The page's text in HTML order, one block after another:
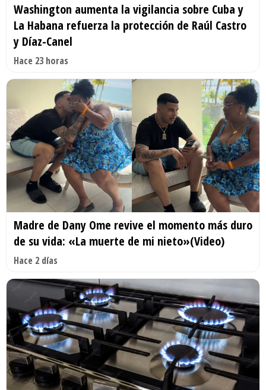
Washington aumenta la vigilancia sobre Cuba y
La Habana refuerza la protección de Raúl Castro
y Díaz-Canel
Hace 23 horas
Madre de Dany Ome revive el momento más duro
de su vida: «La muerte de mi nieto»(Video)
Hace 2 días